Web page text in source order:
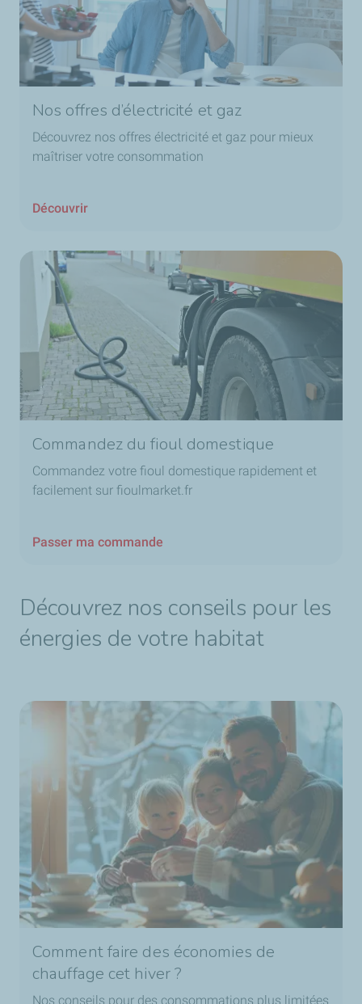
Nos offres d’électricité et gaz
Découvrez nos offres électricité et gaz pour mieux
maîtriser votre consommation
Découvrir
Commandez du fioul domestique
Commandez votre fioul domestique rapidement et
facilement sur fioulmarket.fr
Passer ma commande
Découvrez nos conseils pour les
énergies de votre habitat
Comment faire des économies de
chauffage cet hiver ?
Nos conseils pour des consommations plus limitées